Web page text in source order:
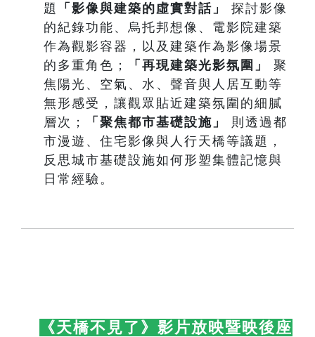
題
「影像與建築的虛實對話」
探討影像
的紀錄功能、烏托邦想像、電影院建築
作為觀影容器，以及建築作為影像場景
的多重角色；
「再現建築光影氛圍」
聚
焦陽光、空氣、水、聲音與人居互動等
無形感受，讓觀眾貼近建築氛圍的細膩
層次；
「聚焦都市基礎設施」
則透過都
市漫遊、住宅影像與人行天橋等議題，
反思城市基礎設施如何形塑集體記憶與
日常經驗。
《天橋不見了》影片放映暨映後座